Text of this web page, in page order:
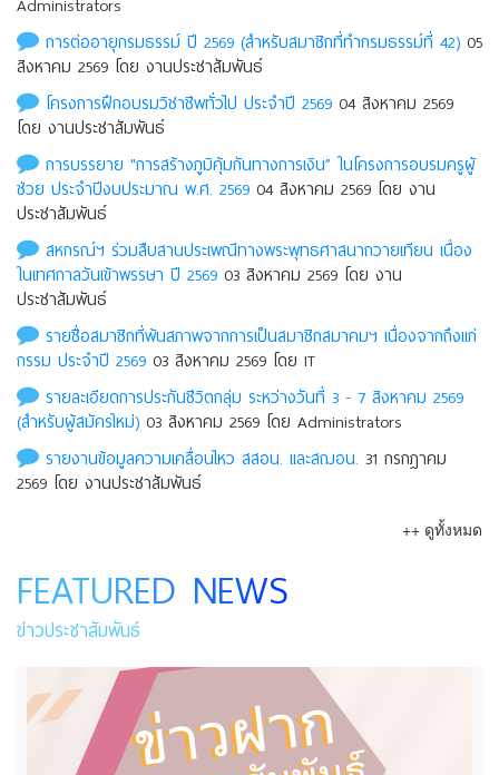
Administrators
การต่ออายุกรมธรรม์ ปี 2569 (สำหรับสมาชิกที่ทำกรมธรรม์ที่ 42) 05
สิงหาคม 2569 โดย งานประชาสัมพันธ์
โครงการฝึกอบรมวิชาชีพทั่วไป ประจำปี 2569 04 สิงหาคม 2569
โดย งานประชาสัมพันธ์
การบรรยาย "การสร้างภูมิคุ้มกันทางการเงิน” ในโครงการอบรมครูผู้
ช่วย ประจำปีงบประมาณ พ.ศ. 2569 04 สิงหาคม 2569 โดย งาน
ประชาสัมพันธ์
สหกรณ์ฯ ร่วมสืบสานประเพณีทางพระพุทธศาสนาถวายเทียน เนื่อง
ในเทศกาลวันเข้าพรรษา ปี 2569 03 สิงหาคม 2569 โดย งาน
ประชาสัมพันธ์
รายชื่อสมาชิกที่พ้นสภาพจากการเป็นสมาชิกสมาคมฯ เนื่องจากถึงแก่
กรรม ประจําปี 2569 03 สิงหาคม 2569 โดย IT
รายละเอียดการประกันชีวิตกลุ่ม ระหว่างวันที่ 3 - 7 สิงหาคม 2569
(สำหรับผู้สมัครใหม่) 03 สิงหาคม 2569 โดย Administrators
รายงานข้อมูลความเคลื่อนไหว สสอน. เเละสฌอน. 31 กรกฎาคม
2569 โดย งานประชาสัมพันธ์
++ ดูทั้งหมด
FEATURED NEWS
ข่าวประชาสัมพันธ์